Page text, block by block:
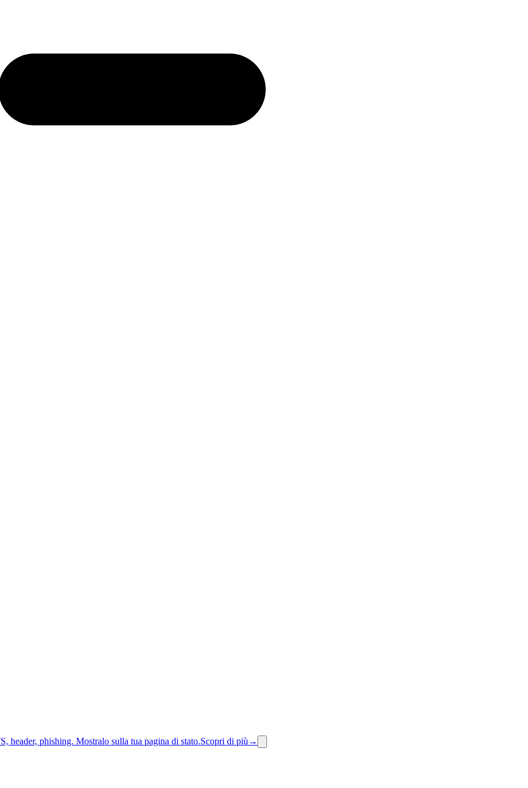
header, phishing. Mostralo sulla tua pagina di stato.Scopri di più →